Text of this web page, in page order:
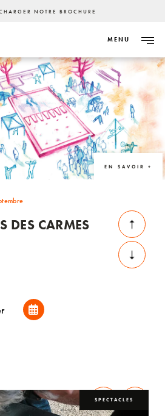
NOTRE BROCHURE
MENU
EN SAVOIR +
DES CARMES
SPECTACLES